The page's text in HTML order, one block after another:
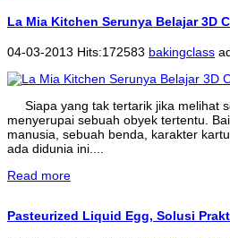
La Mia Kitchen Serunya Belajar 3D
04-03-2013 Hits:172583 bakingclass
Siapa yang tak tertarik jika melihat
menyerupai sebuah obyek tertentu.
manusia, sebuah benda, karakter
ada didunia ini....
Read more
Pasteurized Liquid Egg, Solusi